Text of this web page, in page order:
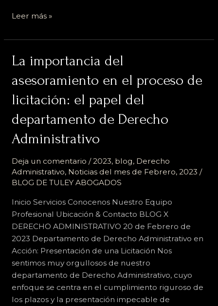
Leer más »
La importancia del
asesoramiento en el proceso de
licitación: el papel del
departamento de Derecho
Administrativo
Deja un comentario /2023, blog, Derecho
Administrativo, Noticias del mes de Febrero, 2023 /
BLOG DE TULEY ABOGADOS
Inicio Servicios Conocenos Nuestro Equipo
Profesional Ubicación & Contacto BLOG X
DERECHO ADMINISTRATIVO 20 de Febrero de
2023 Departamento de Derecho Administrativo en
Acción: Presentación de una Licitación Nos
sentimos muy orgullosos de nuestro
departamento de Derecho Administrativo, cuyo
enfoque se centra en el cumplimiento riguroso de
los plazos y la presentación impecable de
La
importancia
del
asesoramiento
en
el
proceso
de
el
papel
departamento
de
Derecho
Administrativo